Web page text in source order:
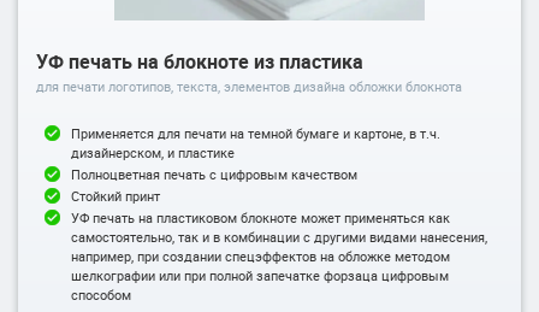
УФ печать на блокноте из пластика
для печати логотипов, текста, элементов дизайна обложки блокнота
Применяется для печати на темной бумаге и картоне, в т.ч.
дизайнерском, и пластике
Полноцветная печать с цифровым качеством
Стойкий принт
УФ печать на пластиковом блокноте может применяться как
самостоятельно, так и в комбинации с другими видами нанесения,
например, при создании спецэффектов на обложке методом
шелкографии или при полной запечатке форзаца цифровым
способом